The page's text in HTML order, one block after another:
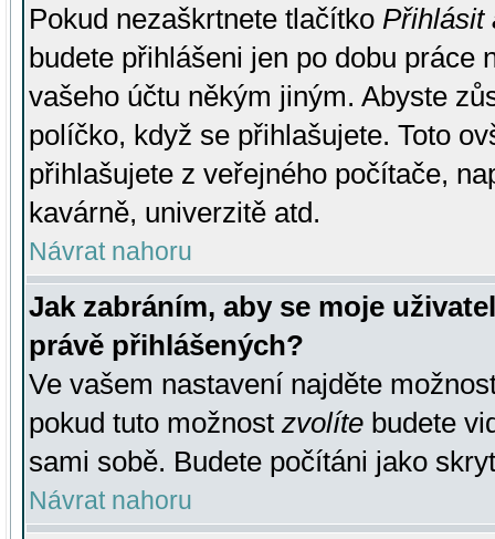
Pokud nezaškrtnete tlačítko Přihlásit
budete přihlášeni jen po dobu práce
vašeho účtu někým jiným. Abyste
políčko, když se přihlašujete. Toto
přihlašujete z veřejného počítače,
kavárně, univerzitě atd.
Návrat nahoru
Jak zabráním, aby se moje
právě přihlášených?
Ve vašem nastavení najděte
pokud tuto možnost zvolíte budete
sami sobě. Budete počítáni jako
Návrat nahoru